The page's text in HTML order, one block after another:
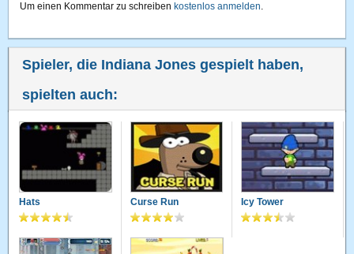
Um einen Kommentar zu schreiben kostenlos anmelden.
Spieler, die Indiana Jones gespielt haben,
spielten auch:
Hats Curse Run Icy Tower